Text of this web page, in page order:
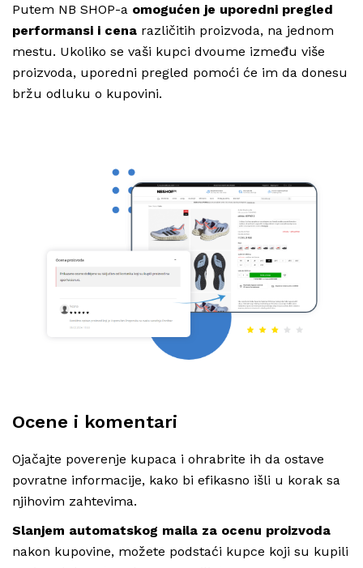
Putem NB SHOP-a omogućen je uporedni pregled
performansi i cena različitih proizvoda, na jednom
mestu. Ukoliko se vaši kupci dvoume između više
proizvoda, uporedni pregled pomoći će im da donesu
bržu odluku o kupovini.
Ocene i komentari
Ojačajte poverenje kupaca i ohrabrite ih da ostave
povratne informacije, kako bi efikasno išli u korak sa
njihovim zahtevima.
Slanjem automatskog maila za ocenu proizvoda
nakon kupovine, možete podstaći kupce koji su kupili